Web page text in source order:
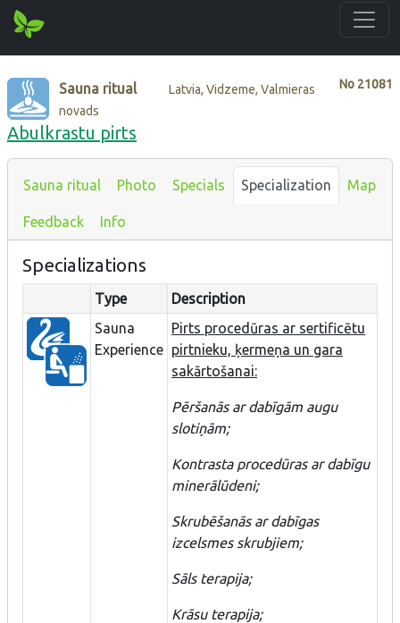
No 21081
Sauna ritual
Latvia, Vidzeme, Valmieras
novads
Abulkrastu pirts
Sauna ritual Photo Specials Specialization Map
Feedback Info
Specializations
Type
Description
Sauna
Experience
Pirts procedūras ar sertificētu
pirtnieku, ķermeņa un gara
sakārtošanai:
Pēršanās ar dabīgām augu
slotiņām;
Kontrasta procedūras ar dabīgu
minerālūdeni;
Skrubēšanās ar dabīgas
izcelsmes skrubjiem;
Sāls terapija;
Krāsu terapija;